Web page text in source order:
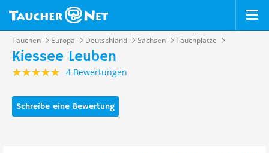
Tauchen Europa Deutschland Sachsen Tauchplätze
Kiessee Leuben
4 Bewertungen
Schreibe eine Bewertung